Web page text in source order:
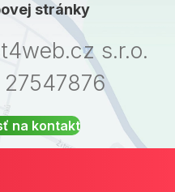
stránky
s.r.o.
27547876
na kontakt